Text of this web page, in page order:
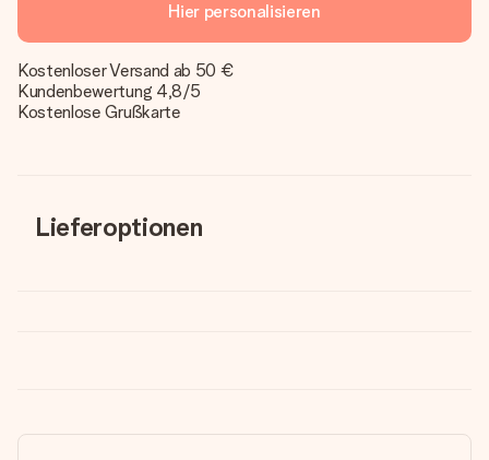
Hier personalisieren
Kostenloser Versand ab 50 €
Kundenbewertung 4,8/5
Kostenlose Grußkarte
Lieferoptionen